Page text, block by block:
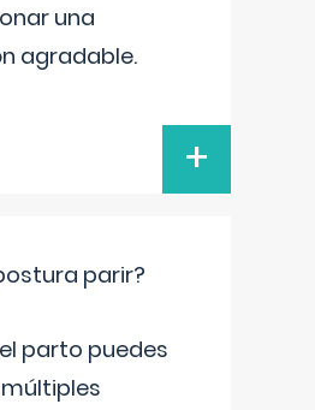
una
agradable.
+
parir?
parto puedes